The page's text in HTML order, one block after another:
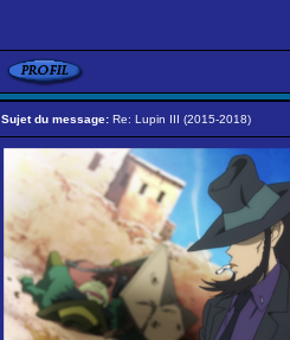
Sujet du message: Re: Lupin III (2015-2018)